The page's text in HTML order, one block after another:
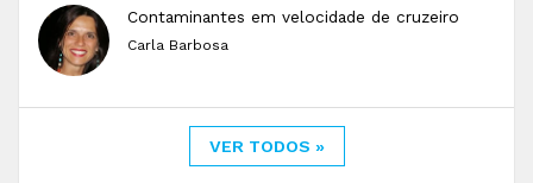
Contaminantes em velocidade de cruzeiro
Carla Barbosa
VER TODOS »